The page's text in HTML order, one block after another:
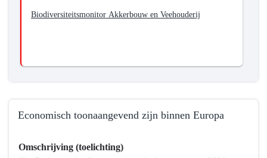
Biodiversiteitsmonitor Akkerbouw en Veehouderij
Economisch toonaangevend zijn binnen Europa
naarOmschrijving (toelichting)